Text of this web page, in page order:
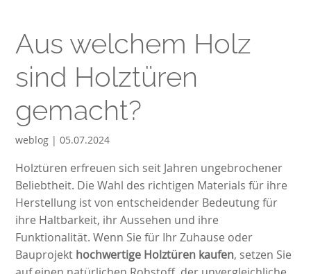
Aus welchem Holz
sind Holztüren
gemacht?
weblog | 05.07.2024
Holztüren erfreuen sich seit Jahren ungebrochener
Beliebtheit. Die Wahl des richtigen Materials für ihre
Herstellung ist von entscheidender Bedeutung für
ihre Haltbarkeit, ihr Aussehen und ihre
Funktionalität. Wenn Sie für Ihr Zuhause oder
Bauprojekt hochwertige Holztüren kaufen, setzen Sie